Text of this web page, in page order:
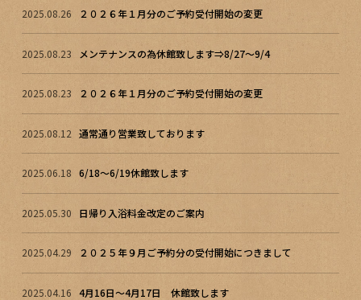
2025.08.26 ２０２６年１月分のご予約受付開始の変更
2025.08.23 メンテナンスの為休館致します⇒8/27～9/4
2025.08.23 ２０２６年１月分のご予約受付開始の変更
2025.08.12 通常通り営業致しております
2025.06.18 6/18～6/19休館致します
2025.05.30 日帰り入浴料金改定のご案内
2025.04.29 ２０２５年９月ご予約分の受付開始につきまして
2025.04.16 4月16日～4月17日 休館致します